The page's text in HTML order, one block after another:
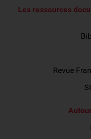
Les ressources
Revue